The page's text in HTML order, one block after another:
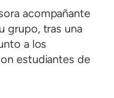
acompañante
grupo, tras una
a los
estudiantes de